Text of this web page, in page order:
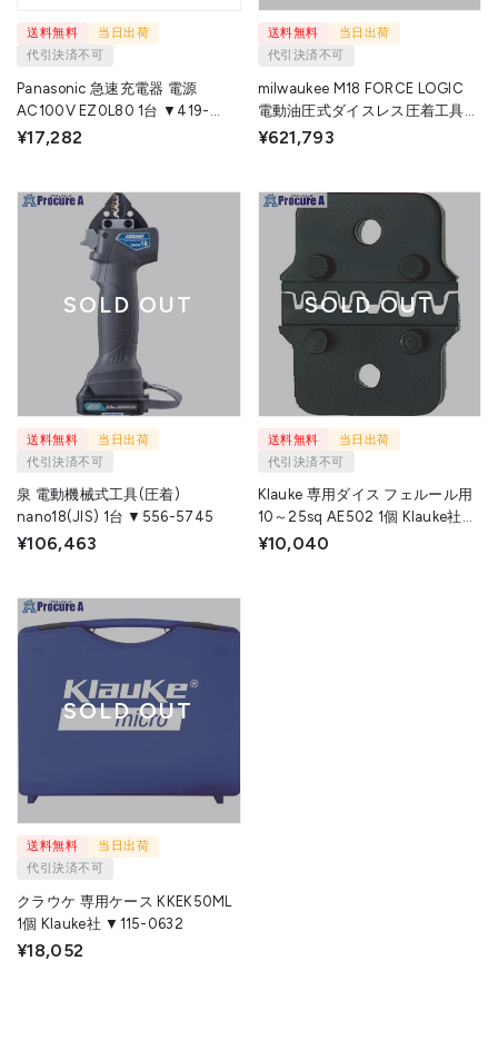
送料無料
当日出荷
代引決済不可
Panasonic 急速充電器 電源
AC100V EZ0L80 1台 ▼419-
8387
¥17,282
送料無料
当日出荷
代引決済不可
milwaukee M18 FORCE LOGIC
電動油圧式ダイスレス圧着工具
2.0Ah x 2キット M18 HDCT-
¥621,793
SOLD OUT
送料無料
当日出荷
代引決済不可
泉 電動機械式工具(圧着)
nano18(JIS) 1台 ▼556-5745
¥106,463
SOLD OUT
送料無料
当日出荷
代引決済不可
Klauke 専用ダイス フェルール用
10～25sq AE502 1個 Klauke社
▼115-0637
¥10,040
SOLD OUT
送料無料
当日出荷
代引決済不可
クラウケ 専用ケース KKEK50ML
1個 Klauke社 ▼115-0632
¥18,052